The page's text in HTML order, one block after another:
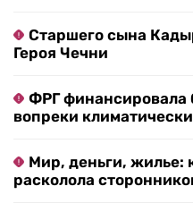
Старшего сына
Героя Чечни
ФРГ финансировала
вопреки
Мир, деньги, жилье:
расколола